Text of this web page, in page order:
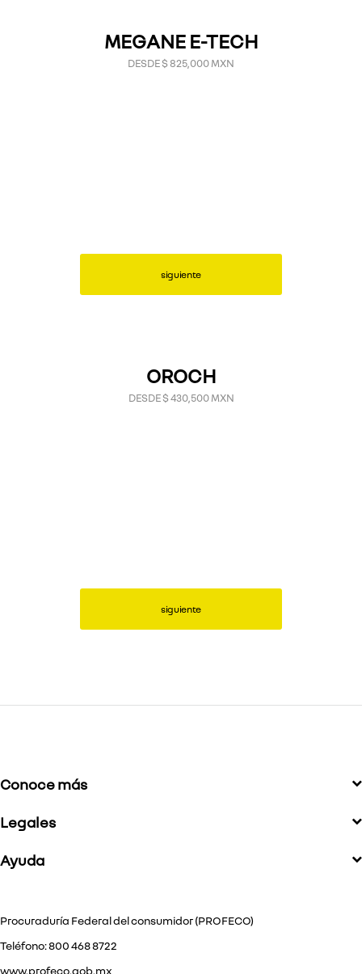
MEGANE E-TECH
DESDE $ 825,000 MXN
siguiente
OROCH
DESDE $ 430,500 MXN
siguiente
Conoce más
Legales
Ayuda
Procuraduría Federal del consumidor (PROFECO)
Teléfono: 800 468 8722
www.profeco.gob.mx